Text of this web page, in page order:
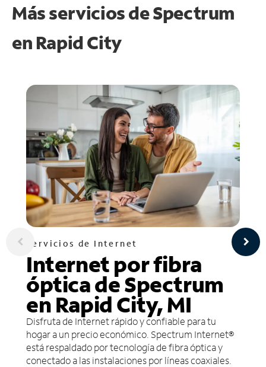
Más servicios de Spectrum
en Rapid City
Servicios de Internet
Internet por fibra
óptica de Spectrum
en Rapid City, MI
Disfruta de Internet rápido y confiable para tu
hogar a un precio económico. Spectrum Internet®
está respaldado por tecnología de fibra óptica y
conectado a las instalaciones por líneas coaxiales.